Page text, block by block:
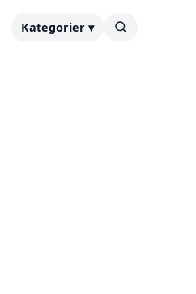
Kategorier ▾